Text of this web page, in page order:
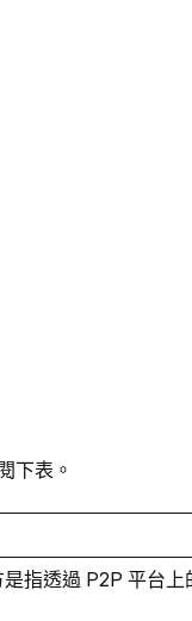
下表。
是指透過 P2P 平台